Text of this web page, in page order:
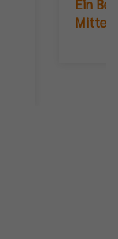
Ein